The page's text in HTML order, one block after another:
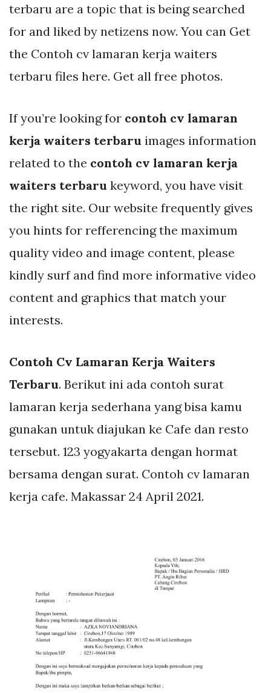
terbaru are a topic that is being searched
for and liked by netizens now. You can Get
the Contoh cv lamaran kerja waiters
terbaru files here. Get all free photos.
If you’re looking for contoh cv lamaran
kerja waiters terbaru images information
related to the contoh cv lamaran kerja
waiters terbaru keyword, you have visit
the right site. Our website frequently gives
you hints for refferencing the maximum
quality video and image content, please
kindly surf and find more informative video
content and graphics that match your
interests.
Contoh Cv Lamaran Kerja Waiters
Terbaru. Berikut ini ada contoh surat
lamaran kerja sederhana yang bisa kamu
gunakan untuk diajukan ke Cafe dan resto
tersebut. 123 yogyakarta dengan hormat
bersama dengan surat. Contoh cv lamaran
kerja cafe. Makassar 24 April 2021.